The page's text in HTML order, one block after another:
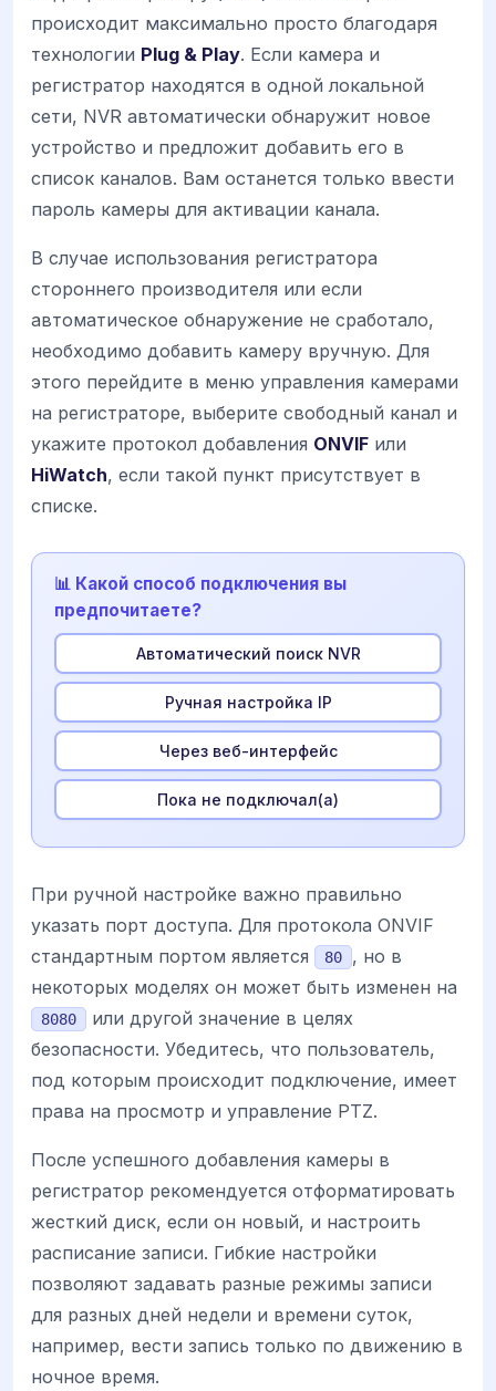
происходит максимально просто благодаря
технологии Plug & Play. Если камера и
регистратор находятся в одной локальной
сети, NVR автоматически обнаружит новое
устройство и предложит добавить его в
список каналов. Вам останется только ввести
пароль камеры для активации канала.
В случае использования регистратора
стороннего производителя или если
автоматическое обнаружение не сработало,
необходимо добавить камеру вручную. Для
этого перейдите в меню управления камерами
на регистраторе, выберите свободный канал и
укажите протокол добавления ONVIF или
HiWatch, если такой пункт присутствует в
списке.
📊 Какой способ подключения вы
предпочитаете?
Автоматический поиск NVR
Ручная настройка IP
Через веб-интерфейс
Пока не подключал(а)
При ручной настройке важно правильно
указать порт доступа. Для протокола ONVIF
стандартным портом является
80
, но в
некоторых моделях он может быть изменен на
8080
или другой значение в целях
безопасности. Убедитесь, что пользователь,
под которым происходит подключение, имеет
права на просмотр и управление PTZ.
После успешного добавления камеры в
регистратор рекомендуется отформатировать
жесткий диск, если он новый, и настроить
расписание записи. Гибкие настройки
позволяют задавать разные режимы записи
для разных дней недели и времени суток,
например, вести запись только по движению в
ночное время.